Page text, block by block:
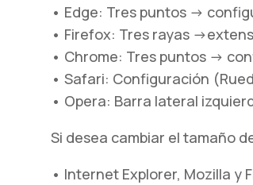
• Edge: Tres puntos ->
• Firefox: Tres rayas -
• Chrome: Tres puntos ->
• Safari: Configuración
• Opera: Barra lateral
Si desea cambiar el tamaño
• Internet Explorer, Mozilla y